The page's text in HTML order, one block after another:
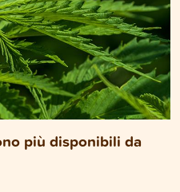
più disponibili da